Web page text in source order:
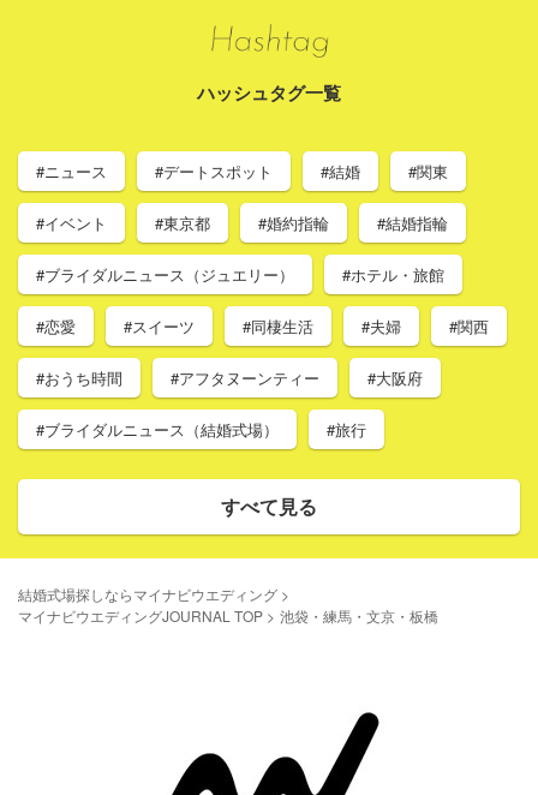
ハッシュタグ一覧
#ニュース #デートスポット #結婚 #関東
#イベント #東京都 #婚約指輪 #結婚指輪
#ブライダルニュース（ジュエリー） #ホテル・旅館
#恋愛 #スイーツ #同棲生活 #夫婦 #関西
#おうち時間 #アフタヌーンティー #大阪府
#ブライダルニュース（結婚式場） #旅行
すべて見る
結婚式場探しならマイナビウエディング
マイナビウエディングJOURNAL TOP
池袋・練馬・文京・板橋